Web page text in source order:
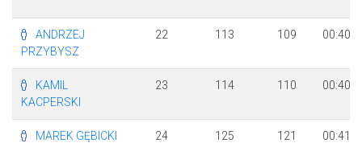
ANDRZEJ
PRZYBYSZ
22 113 109
KAMIL
KACPERSKI
23 114 110
MAREK GĘBICKI 24 125 121